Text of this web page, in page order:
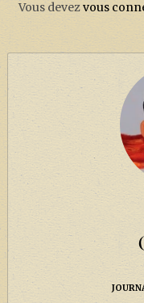
Vous devezvous